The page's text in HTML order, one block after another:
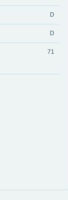
D
D
71